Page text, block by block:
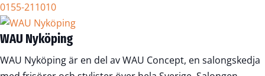
0155-211010
WAU Nyköping
WAU Nyköping är en del av WAU Concept, en salongskedja